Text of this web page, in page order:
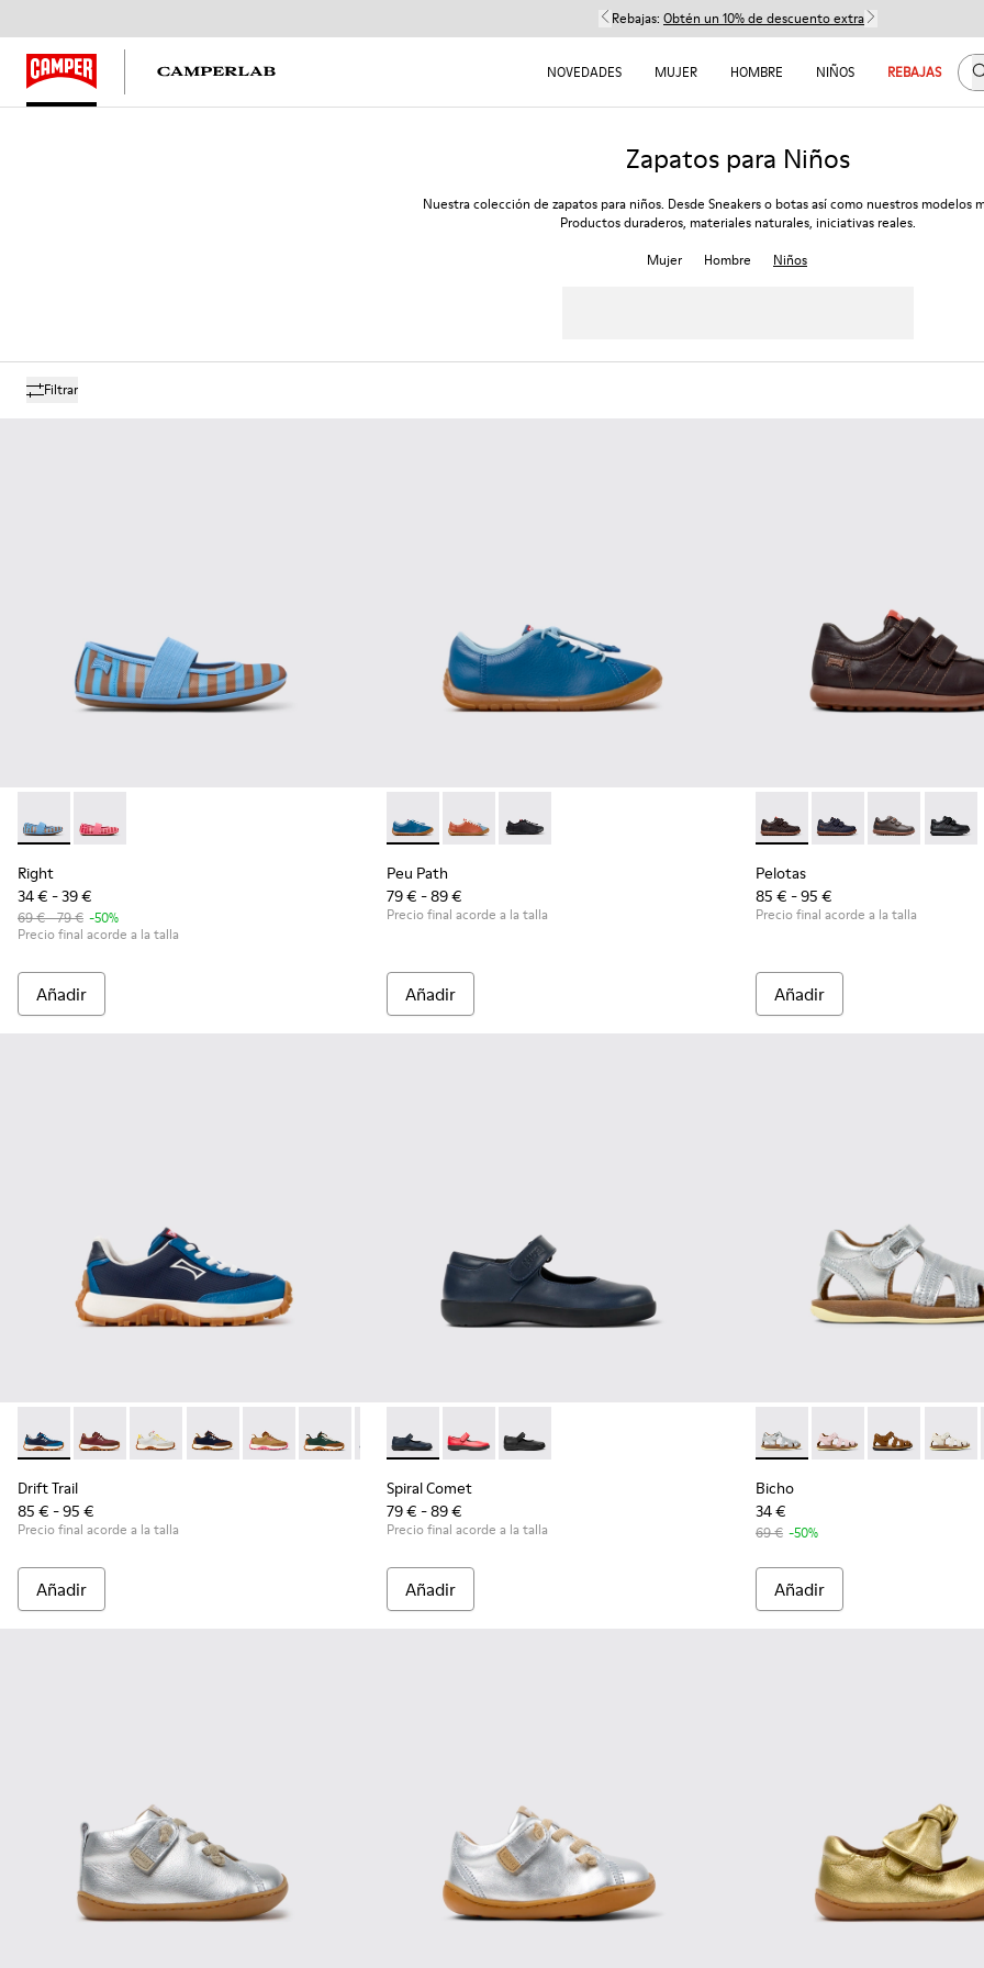
Rebajas: Obtén un 10% de descuento extra
NOVEDADES MUJER HOMBRE NIÑOS REBAJAS
Zapatos para Niños
Nuestra colección de zapatos para niños. Desde Sneakers o botas así como nuestros modelos
Productos duraderos, materiales naturales, iniciativas reales.
Mujer
Hombre Niños
Filtrar
Right - K800696-002 - Bailarinas de tejido y piel azules para niños.
Right - K800696-001
Right
34 € - 39 €
69 € - 79 € -50%
Precio final acorde a la talla
Añadir
Peu Path - K800707-002 - Zapatillas de piel azules para niños.
Peu Path - K800707-008
Peu Path - K800707-007
Peu Path
79 € - 89 €
Precio final acorde a la talla
Añadir
Pelotas - 80353-044 -
Pelotas - 80353-043
Pelotas -
Pelotas
85 € - 95 €
Precio final acorde a la talla
Añadir
Drift Trail - K800548-032 - Zapatillas azules de textil y piel para niños.
Drift Trail - K800548-031
Drift Trail - K800548-029
Drift Trail - K800548-028
Drift Trail - K800548-027
Drift Trail - K800548-025
Drift Trail - K800548-021
Drift Trail - K800548-020
Drift Trail - K800548-013
Drift Trail - K800548-010
Drift Trail - K800548-004
Drift Trail - K800548-001
Drift Trail
85 € - 95 €
Precio final acorde a la talla
Añadir
Spiral Comet - 80356-031 - Zapatos de piel azules para niños.
Spiral Comet - 80356-030
Spiral Comet - 80356-003
Spiral Comet
79 € - 89 €
Precio final acorde a la talla
Añadir
Bicho - 80372-088 -
Bicho - 80372-087
Bicho -Bicho
Bicho
34 €
69 € -50%
Añadir